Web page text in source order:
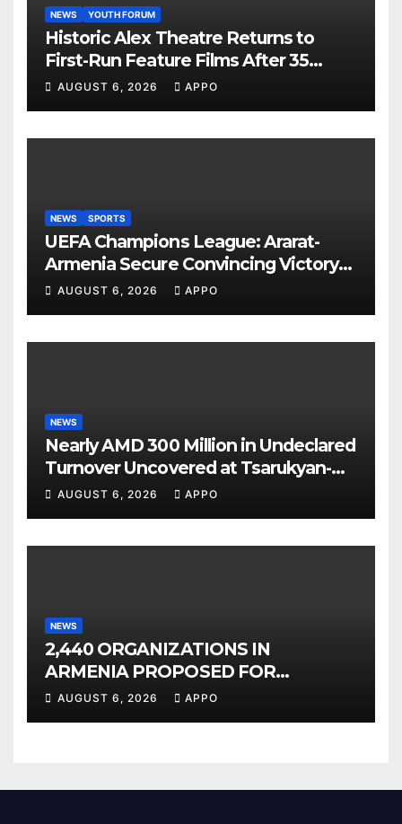
NEWS YOUTH FORUM
Historic Alex Theatre Returns to
First-Run Feature Films After 35
Years
AUGUST 6, 2026 APPO
NEWS SPORTS
UEFA Champions League: Ararat-
Armenia Secure Convincing Victory
Over Shamrock Rovers 2-0
AUGUST 6, 2026 APPO
NEWS
Nearly AMD 300 Million in Undeclared
Turnover Uncovered at Tsarukyan-
Owned Entertainment Center
AUGUST 6, 2026 APPO
NEWS
2,440 ORGANIZATIONS IN
ARMENIA PROPOSED FOR
INCLUSION IN LIST OF AIR
AUGUST 6, 2026 APPO